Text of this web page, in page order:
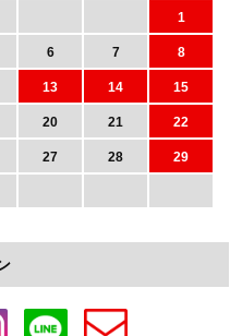
1
6 7
8
13 14
15
20 21
22
27 28
29